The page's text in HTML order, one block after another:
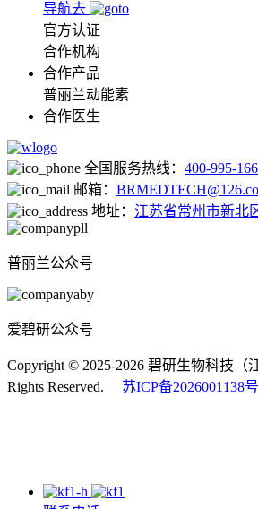
导航去
官方认证
合作机构
合作产品
普丽兰动能素
合作医生
全国服务热线： 400-995-
邮箱：
地址： 江苏省常州市新北
普丽兰公众号
爱碧研公众号
Copyright © 2025-2026 碧研生物科技（
Rights Reserved. 苏ICP备2026001138号